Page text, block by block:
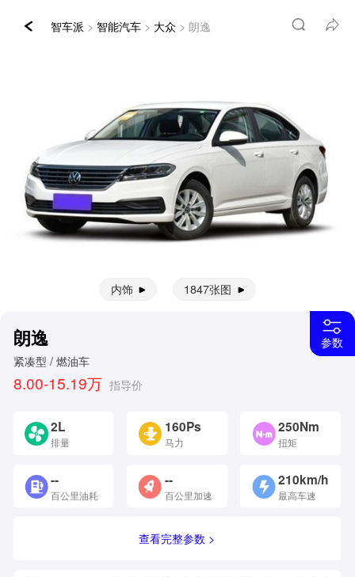
智车派 >智能汽车 > 大众 > 朗逸
内饰 1847张图
参数
朗逸
紧凑型 / 燃油车
8.00-15.19万 指导价
2L
排量
160Ps
马力
250Nm
扭矩
--
百公里油耗
--
百公里加速
210km/h
最高车速
查看完整参数 >